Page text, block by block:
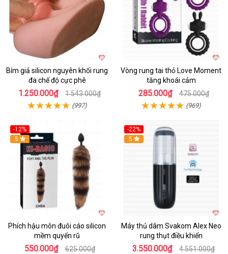
Bím giả silicon nguyên khối rung
đa chế độ cực phê
1.250.000₫ 1.543.000₫
(997)
Vòng rung tai thỏ Love Moment
tăng khoái cảm
285.000₫ 475.000₫
(969)
-12%
Hot
5
Phích hậu môn đuôi cáo silicon
mềm quyến rũ
550.000₫ 625.000₫
-22%
5
Máy thủ dâm Svakom Alex Neo
rung thụt điều khiển
3.550.000₫ 4.551.000₫